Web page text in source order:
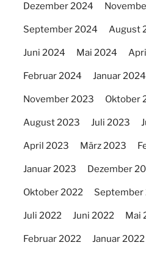
Dezember 2024
September 2024 August
Juni 2024 Mai 2024
Februar 2024 Januar 2024
November 2023 Oktober
August 2023 Juli 2023
April 2023 März 2023
Januar 2023 Dezember
Oktober 2022 September
Juli 2022 Juni 2022 Mai
Februar 2022 Januar 2022